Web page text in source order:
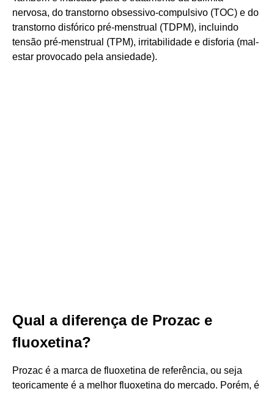
nervosa, do transtorno obsessivo-compulsivo (TOC) e do
transtorno disfórico pré-menstrual (TDPM), incluindo
tensão pré-menstrual (TPM), irritabilidade e disforia (mal-
estar provocado pela ansiedade).
Qual a diferença de Prozac e
fluoxetina?
Prozac é a marca de fluoxetina de referência, ou seja
teoricamente é a melhor fluoxetina do mercado. Porém, é